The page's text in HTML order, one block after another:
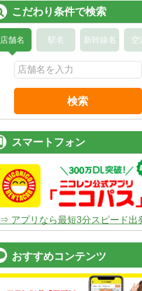
こだわり条件で検索
店舗名 駅名 新幹線名 空
検索
スマートフォン
⇒ アプリなら最短3分スピード出
おすすめコンテンツ